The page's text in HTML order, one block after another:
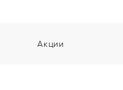
Акции